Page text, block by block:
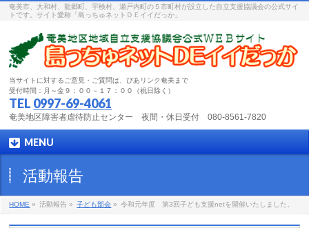
奄美市、大和村、龍郷町、宇検村、瀬戸内町の５市町村が設立した自立支援協議会の公式サイ
トです。サイト愛称「島っちゅネットＤＥイイだっか」
当サイトに対するご意見・ご質問は、ぴあリンク奄美まで
受付時間：月～金９：００－１７：００（祝日除く）
TEL 0997-69-4061
奄美地区障害者虐待防止センター 夜間・休日受付 080-8561-7820
MENU
活動報告
HOME » 活動報告 » 子ども部会 » 令和元年度 第3回子ども支援netを開催いたしました。